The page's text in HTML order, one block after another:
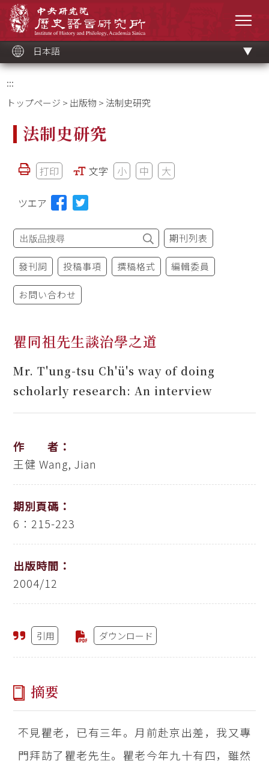
ッ
ク
日本語
:::
トップページ > 出版物 > 法制史研究
法制史研究
打印 文字 小 中 大
ツエア
期刊列表
發刊詞 投稿事項 撰稿格式 編輯委員
お問い合わせ
瞿同祖先生談治學之道
Mr. T'ung-tsu Ch'ü's way of doing
scholarly research: An interview
作 者：
王健 Wang, Jian
期別頁碼：
6：215-223
出版時間：
2004/12
引用 ダウンロード
摘要
不見瞿老，已有三年。月前赴京出差，我又專
門拜訪了瞿老先生。瞿老今年九十有四，雖然